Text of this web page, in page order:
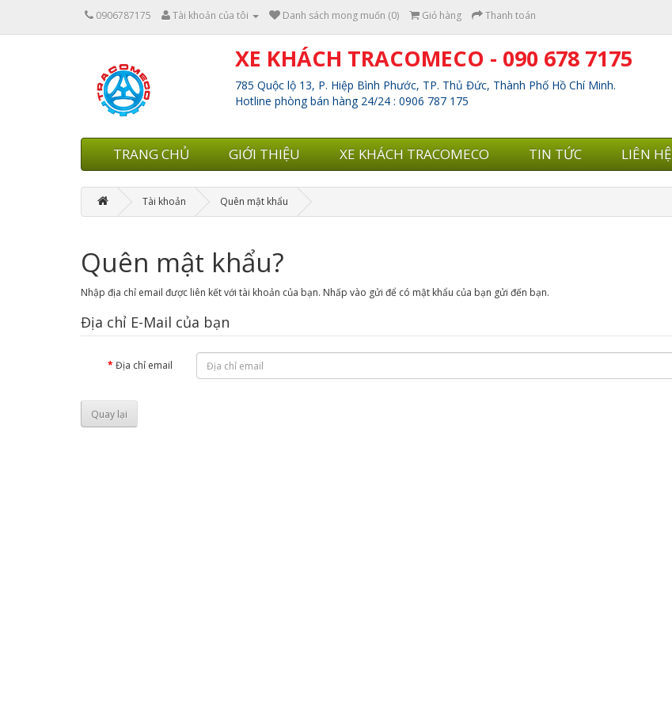
0906787175 Tài khoản của tôi Danh sách mong muốn (0) Giỏ hàng Thanh toán
XE KHÁCH TRACOMECO - 090 678 7175
785 Quộc lộ 13, P. Hiệp Bình Phước, TP. Thủ Đức, Thành Phố Hồ Chí Minh.
Hotline phòng bán hàng 24/24 : 0906 787 175
TRANG CHỦ GIỚI THIỆU XE KHÁCH TRACOMECO TIN TỨC LIÊN HỆ
Tài khoản Quên mật khẩu
Quên mật khẩu?
Nhập địa chỉ email được liên kết với tài khoản của bạn. Nhấp vào gửi để có mật khẩu của bạn gửi đến bạn.
Địa chỉ E-Mail của bạn
Địa chỉ email
Quay lại